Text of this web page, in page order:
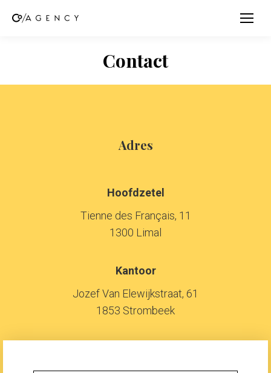
Contact
Adres
Hoofdzetel
Tienne des Français, 11
1300 Limal
Kantoor
Jozef Van Elewijkstraat, 61
1853 Strombeek